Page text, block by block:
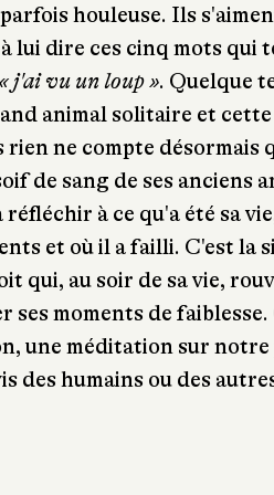
houleuse. Ils
lui dire ces cinq mots qui
« j'ai vu un loup ». Quelque
animal solitaire et
ne compte désormais
de sang de ses anciens
à ce qu'a été sa
et où il a failli. C'est la
qui, au soir de sa vie,
moments de faiblesse.
une méditation sur notre
des humains ou des